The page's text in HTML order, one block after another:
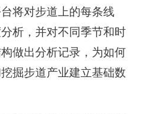
将对步道上的每条线
析，并对不同季节和时
做出分析记录，为如何
掘步道产业建立基础数